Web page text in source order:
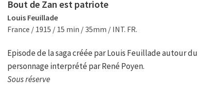
Bout de Zan est patriote
Louis Feuillade
France / 1915 / 15 min / 35mm / INT. FR.
Episode de la saga créée par Louis Feuillade autour du
personnage interprété par René Poyen.
Sous réserve